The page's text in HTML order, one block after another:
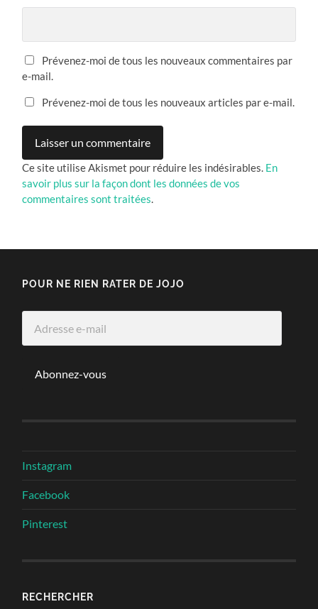
Prévenez-moi de tous les nouveaux commentaires par
e-mail.
Prévenez-moi de tous les nouveaux articles par e-mail.
Ce site utilise Akismet pour réduire les indésirables. En
savoir plus sur la façon dont les données de vos
commentaires sont traitées.
POUR NE RIEN RATER DE JOJO
Abonnez-vous
Instagram
Facebook
Pinterest
RECHERCHER